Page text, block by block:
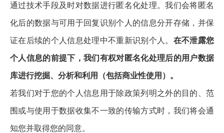
通过技术手段及时对数据进行匿名化处理。我们会将匿名
化后的数据与可用于回复识别个人的信息分开存储，并保
证在后续的个人信息处理中不重新识别个人。 在不泄露您
个人信息的前提下，我们有权对匿名化处理后的用户数据
库进行挖掘、分析和利用（包括商业性使用）。
若我们对于您的个人信息用于除政策列明之外的目的、范
围或与使用于数据收集不一致的传输方式时，我们将会通
知您并取得您的同意。